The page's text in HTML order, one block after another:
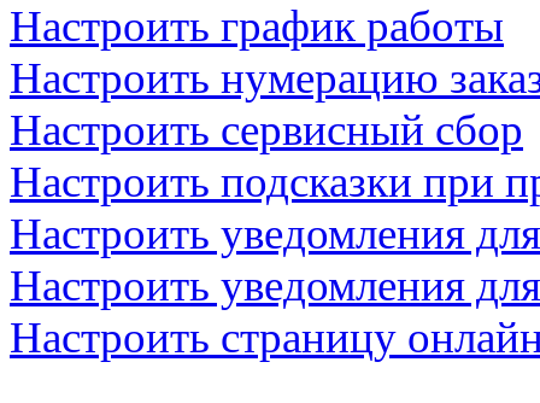
Настроить график работы
Настроить нумерацию
Настроить сервисный сбор
Настроить подсказки при
Настроить уведомления
Настроить уведомления
Настроить страницу